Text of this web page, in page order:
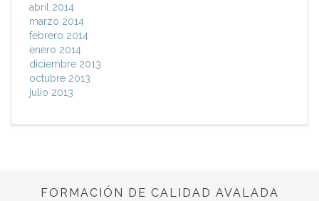
abril 2014
marzo 2014
febrero 2014
enero 2014
diciembre 2013
octubre 2013
julio 2013
FORMACIÓN DE CALIDAD AVALADA